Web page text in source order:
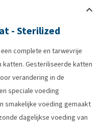
- Sterilized
complete en tarwevrije
Gesteriliseerde katten
verandering in de
speciale voeding
smakelijke voeding gemaakt
dagelijkse voeding van